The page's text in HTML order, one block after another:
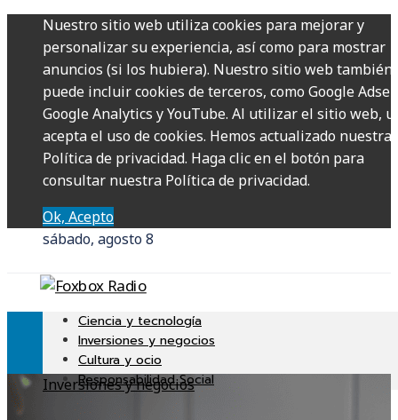
Nuestro sitio web utiliza cookies para mejorar y
personalizar su experiencia, así como para mostrar
anuncios (si los hubiera). Nuestro sitio web también
puede incluir cookies de terceros, como Google
Google Analytics y YouTube. Al utilizar el sitio web,
acepta el uso de cookies. Hemos actualizado nuestra
Política de privacidad. Haga clic en el botón para
consultar nuestra Política de privacidad.
Ok, Acepto
sábado, agosto 8
Ciencia y tecnología
Inversiones y negocios
Cultura y ocio
Responsabilidad Social
Inversiones y negocios